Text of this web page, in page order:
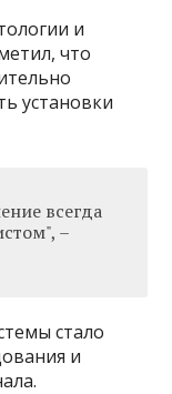
и
что
установки
всегда
–
стало
и